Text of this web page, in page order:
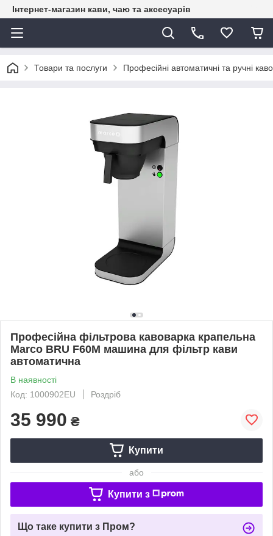
Інтернет-магазин кави, чаю та аксесуарів
Товари та послуги Професійні автоматичні та ручні
Професійна фільтрова кавоварка крапельна
Marco BRU F60M машина для фільтр кави
автоматична
В наявності
Код: 1000902EU
Роздріб
35 990 ₴
Купити
або
Купити з
Що таке купити з Пром?